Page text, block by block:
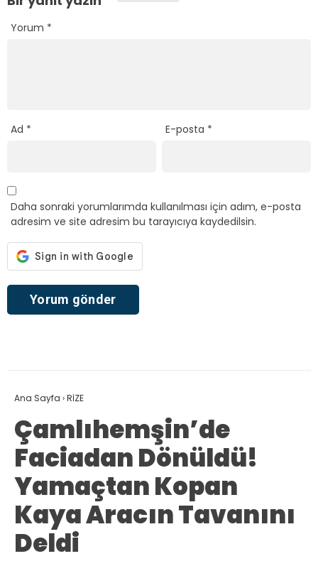
Yorum *
Ad * E-posta *
Daha sonraki yorumlarımda kullanılması için adım, e-posta
adresim ve site adresim bu tarayıcıya kaydedilsin.
Ana Sayfa ›RİZE
Çamlıhemşin’de
Faciadan Dönüldü!
Yamaçtan Kopan
Kaya Aracın Tavanını
Deldi